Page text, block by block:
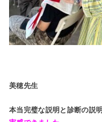
美穂先生
本当完璧な説明と診断の説